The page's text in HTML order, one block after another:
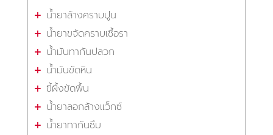
น้ำยาล้างคราบปูน
น้ำยาขจัดคราบเชื้อรา
น้ำมันทากันปลวก
น้ำมันขัดหิน
ขี้ผึ้งขัดพื้น
น้ำยาลอกล้างแว็กซ์
น้ำยาทากันซึม